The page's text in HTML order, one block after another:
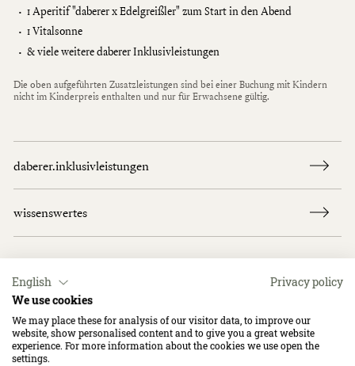
1 Aperitif "daberer x Edelgreißler" zum Start in den Abend
1 Vitalsonne
& viele weitere daberer Inklusivleistungen
Die oben aufgeführten Zusatzleistungen sind bei einer Buchung mit Kindern
nicht im Kinderpreis enthalten und nur für Erwachsene gültig.
daberer.inklusivleistungen
wissenswertes
English
Privacy policy
We use cookies
We may place these for analysis of our visitor data, to improve our
website, show personalised content and to give you a great website
experience. For more information about the cookies we use open the
settings.